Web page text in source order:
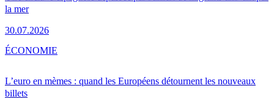
la mer
30.07.2026
L’euro en mèmes : quand les Européens détournent les nouveaux
billets
ÉCONOMIE